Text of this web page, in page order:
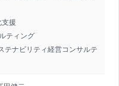
援
ティング
テナビリティ経営コンサルテ